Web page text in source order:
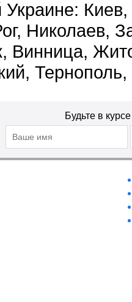
Украине:
Николаев,
Винница,
Тернополь,
Будьте в